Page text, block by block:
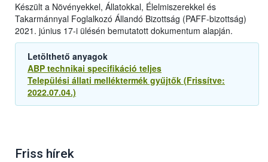
Készült a Növényekkel, Állatokkal, Élelmiszerekkel és
Takarmánnyal Foglalkozó Állandó Bizottság (PAFF-bizottság)
2021. június 17-i ülésén bemutatott dokumentum alapján.
Letölthető anyagok
ABP technikai specifikáció teljes
Települési állati melléktermék gyűjtők (Frissítve:
2022.07.04.)
Friss hírek